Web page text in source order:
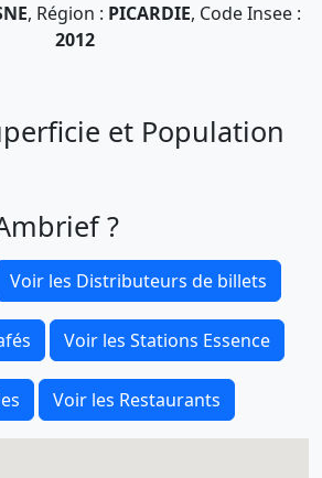
, Région : PICARDIE, Code Insee :
2012
et Population
?
Voir les Distributeurs de billets
Voir les Stations Essence
Voir les Restaurants